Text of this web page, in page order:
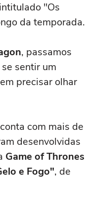
"Os
da temporada.
, passamos
sentir um
precisar olhar
com mais de
desenvolvidas
Game of Thrones
e Fogo", de